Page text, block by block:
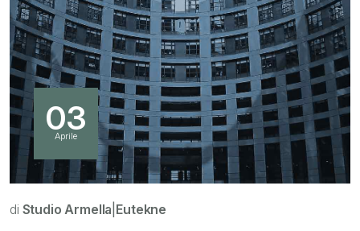
03
Aprile
di Studio Armella Eutekne